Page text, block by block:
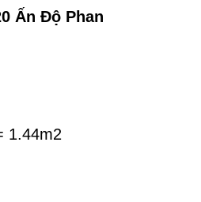
Ấn Độ Phan
1.44m2